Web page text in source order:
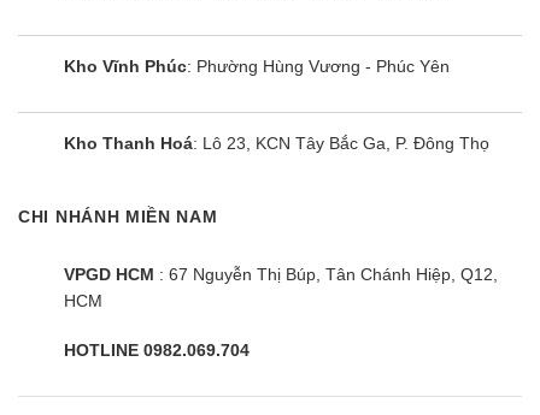
Ngoài ra, chúng tôi còn sẵn hàng các loại tủ lạnh Hitachi 550L
Chế độ bảo hành tủ lạnh Hitachi 550L
Bảo hành máy nén 10 năm
Địa điểm bảo hành: tại nhà khách hàng
chúng tôi để được tư vấn miễn phí nhé!
Điện máy siêu rẻ cam kết :
Kho Vĩnh Phúc: Phường Hùng Vương - Phúc Yên
Kho Thanh Hoá: Lô 23, KCN Tây Bắc Ga, P. Đông Thọ
CHI NHÁNH MIỀN NAM
VPGD HCM : 67 Nguyễn Thị Búp, Tân Chánh Hiệp, Q12,
HCM
HOTLINE 0982.069.704